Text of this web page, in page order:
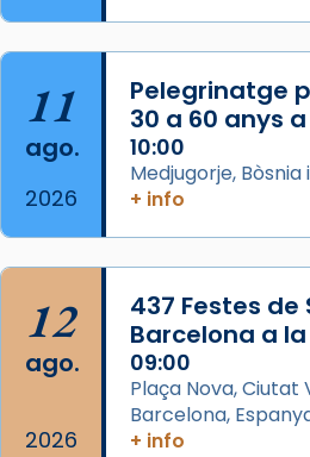
Acompanyant la història
partir de l’Edat Mitjana
que les santes Juliana
Semproniana (“relatiu a
eterna”) són deixebles
frare Joan Gaspar Roig,
que les santes són filles
Mataró en reivindicarà
Foto
View on Facebook · Share
11
ago.
2026
Pelegrinatge
30 a 60 anys
10:00
Medjugorje,
+ info
12
ago.
2026
437 Festes de
Barcelona a
09:00
Plaça Nova, Ciutat
Barcelona,
+ info